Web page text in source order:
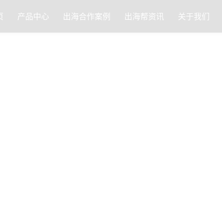
产品中心 出海合作案例 出海帮资讯 关于我们